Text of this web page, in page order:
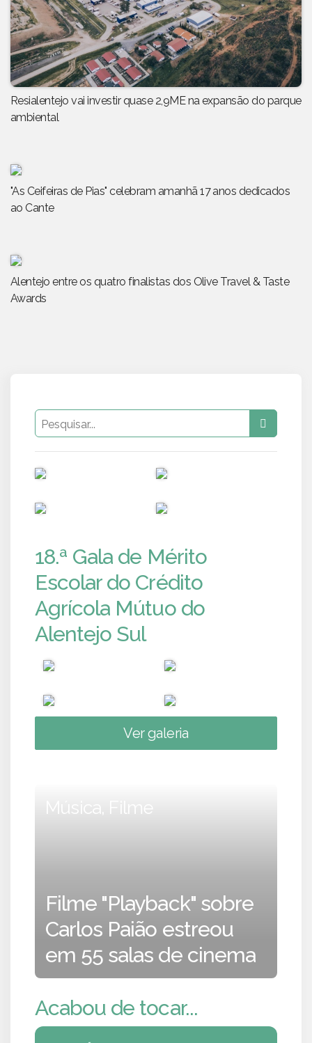
Resialentejo vai investir quase 2,9ME na expansão do parque
ambiental
"As Ceifeiras de Pias" celebram amanhã 17 anos dedicados
ao Cante
Alentejo entre os quatro finalistas dos Olive Travel & Taste
Awards
18.ª Gala de Mérito
Escolar do Crédito
Agrícola Mútuo do
Alentejo Sul
Ver galeria
Música, Filme
Filme "Playback" sobre
Carlos Paião estreou
em 55 salas de cinema
Acabou de tocar...